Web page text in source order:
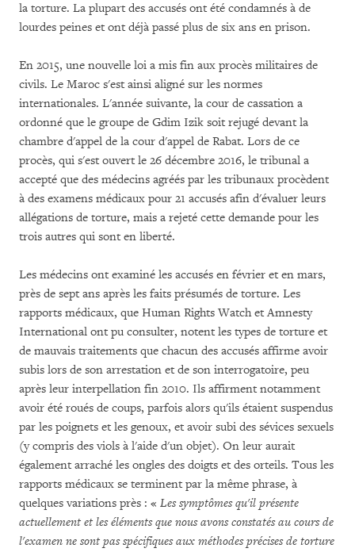
la torture. La plupart des accusés ont été condamnés à de
lourdes peines et ont déjà passé plus de six ans en prison.
En 2015, une nouvelle loi a mis fin aux procès militaires de
civils. Le Maroc s'est ainsi aligné sur les normes
internationales. L'année suivante, la cour de cassation a
ordonné que le groupe de Gdim Izik soit rejugé devant la
chambre d'appel de la cour d'appel de Rabat. Lors de ce
procès, qui s'est ouvert le 26 décembre 2016, le tribunal a
accepté que des médecins agréés par les tribunaux procèdent
à des examens médicaux pour 21 accusés afin d'évaluer leurs
allégations de torture, mais a rejeté cette demande pour les
trois autres qui sont en liberté.
Les médecins ont examiné les accusés en février et en mars,
près de sept ans après les faits présumés de torture. Les
rapports médicaux, que Human Rights Watch et Amnesty
International ont pu consulter, notent les types de torture et
de mauvais traitements que chacun des accusés affirme avoir
subis lors de son arrestation et de son interrogatoire, peu
après leur interpellation fin 2010. Ils affirment notamment
avoir été roués de coups, parfois alors qu'ils étaient suspendus
par les poignets et les genoux, et avoir subi des sévices sexuels
(y compris des viols à l'aide d'un objet). On leur aurait
également arraché les ongles des doigts et des orteils. Tous les
rapports médicaux se terminent par la même phrase, à
quelques variations près : « Les symptômes qu'il présente
actuellement et les éléments que nous avons constatés au cours de
l'examen ne sont pas spécifiques aux méthodes précises de torture